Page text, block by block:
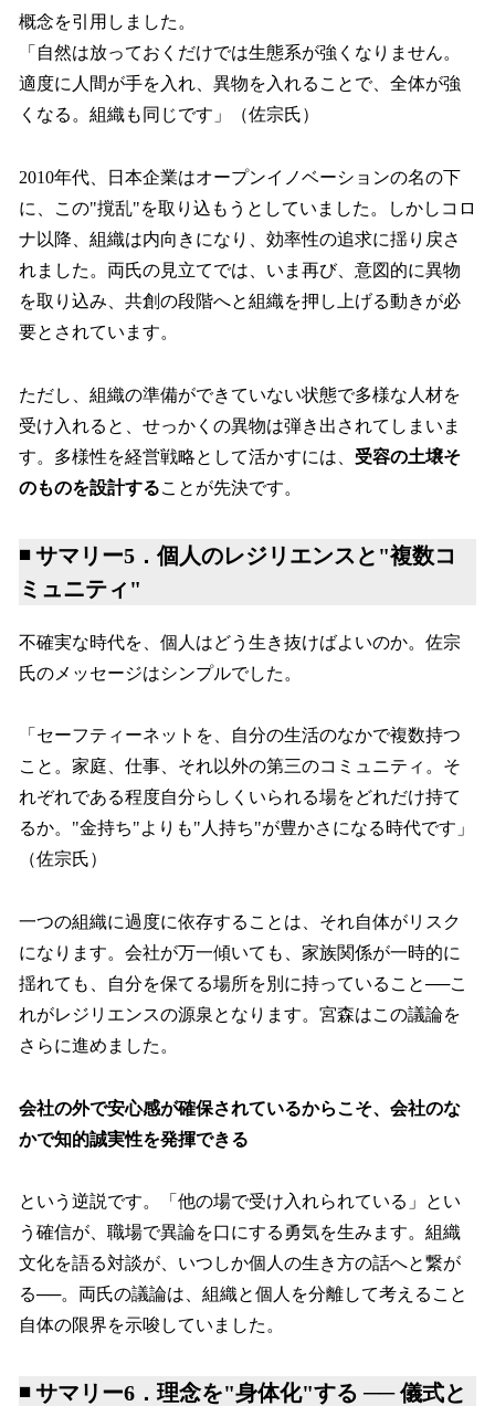
概念を引用しました。
「自然は放っておくだけでは生態系が強くなりません。
適度に人間が手を入れ、異物を入れることで、全体が強
くなる。組織も同じです」（佐宗氏）
2010年代、日本企業はオープンイノベーションの名の下
に、この"撹乱"を取り込もうとしていました。しかしコロ
ナ以降、組織は内向きになり、効率性の追求に揺り戻さ
れました。両氏の見立てでは、いま再び、意図的に異物
を取り込み、共創の段階へと組織を押し上げる動きが必
要とされています。
ただし、組織の準備ができていない状態で多様な人材を
受け入れると、せっかくの異物は弾き出されてしまいま
す。多様性を経営戦略として活かすには、 受容の土壌そ
のものを設計することが先決です。
◾️ サマリー5．個人のレジリエンスと"複数コ
ミュニティ"
不確実な時代を、個人はどう生き抜けばよいのか。佐宗
氏のメッセージはシンプルでした。
「セーフティーネットを、自分の生活のなかで複数持つ
こと。家庭、仕事、それ以外の第三のコミュニティ。そ
れぞれである程度自分らしくいられる場をどれだけ持て
るか。"金持ち"よりも"人持ち"が豊かさになる時代です」
（佐宗氏）
一つの組織に過度に依存することは、それ自体がリスク
になります。会社が万一傾いても、家族関係が一時的に
揺れても、自分を保てる場所を別に持っていること──こ
れがレジリエンスの源泉となります。宮森はこの議論を
さらに進めました。
会社の外で安心感が確保されているからこそ、会社のな
かで知的誠実性を発揮できる
という逆説です。「他の場で受け入れられている」とい
う確信が、職場で異論を口にする勇気を生みます。組織
文化を語る対談が、いつしか個人の生き方の話へと繋が
る──。両氏の議論は、組織と個人を分離して考えること
自体の限界を示唆していました。
◾️ サマリー6．理念を"身体化"する ── 儀式と